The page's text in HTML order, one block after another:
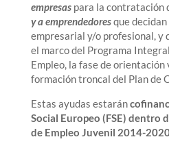
empresaspara la contratación
y a emprendedoresque
empresarial y/o profesional, y
el marco del Programa
Empleo, la fase de orientación
formación troncal del Plan de
Estas ayudas estarán
Social Europeo (FSE) dentro
de Empleo Juvenil 2014-